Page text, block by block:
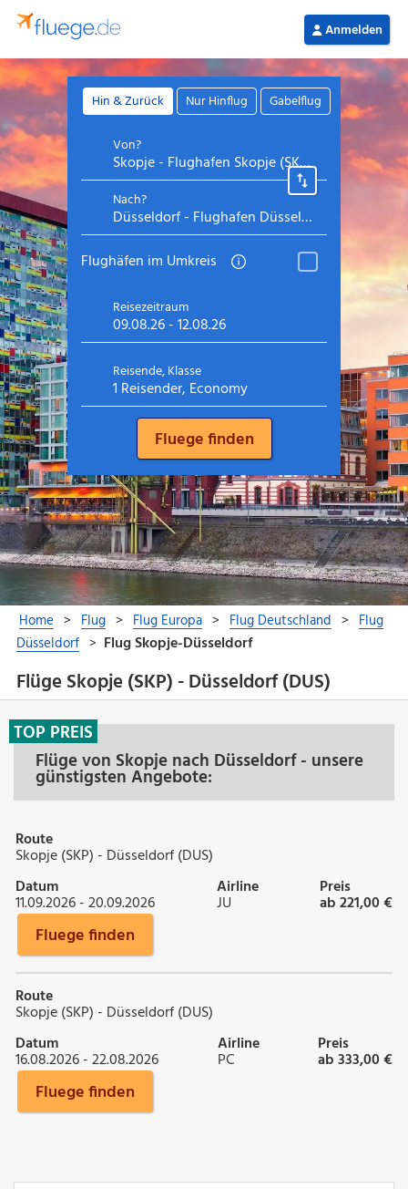
Flüge Skopje (SKP) - Düsseldorf (DUS)
Flüge von Skopje nach Düsseldorf - unsere
günstigsten Angebote:
TOP PREIS
Route
Skopje (SKP) - Düsseldorf (DUS)
Datum
11.09.2026 - 20.09.2026
Airline
JU
Preis
ab 221,00 €
Fluege finden
Route
Skopje (SKP) - Düsseldorf (DUS)
Datum
16.08.2026 - 22.08.2026
Airline
PC
Preis
ab 333,00 €
Fluege finden